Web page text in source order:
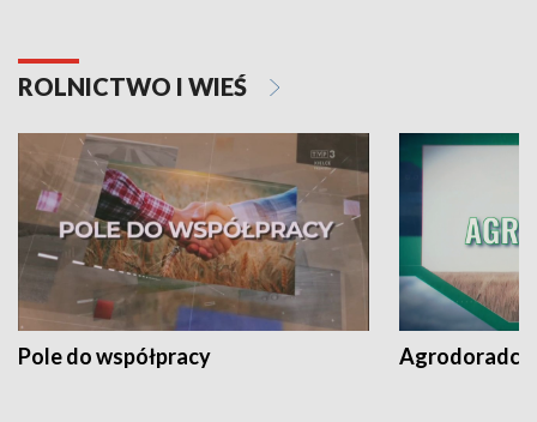
ROLNICTWO I WIEŚ
Pole do współpracy Agrodoradcy